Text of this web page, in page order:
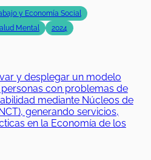
y Economía Social
Mental 2024
y desplegar un modelo
con problemas de
mediante Núcleos de
generando servicios,
en la Economía de los